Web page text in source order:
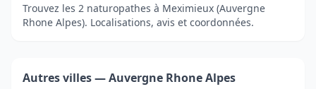
Trouvez les 2 naturopathes à Meximieux (Auvergne
Rhone Alpes). Localisations, avis et coordonnées.
Autres villes — Auvergne Rhone Alpes